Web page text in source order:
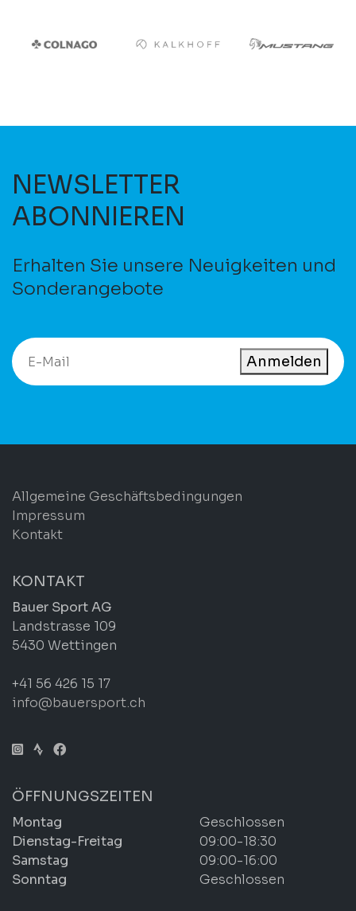
NEWSLETTER
ABONNIEREN
Erhalten Sie unsere Neuigkeiten und
Sonderangebote
Anmelden
Allgemeine Geschäftsbedingungen
Impressum
Kontakt
KONTAKT
Bauer Sport AG
Landstrasse 109
5430 Wettingen
+41 56 426 15 17
info@bauersport.ch
ÖFFNUNGSZEITEN
Montag
Geschlossen
Dienstag-Freitag
09:00-18:30
Samstag
09:00-16:00
Sonntag
Geschlossen